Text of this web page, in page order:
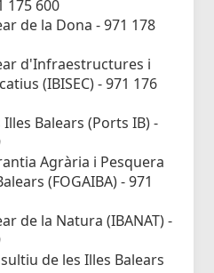
175 600
de la Dona - 971 178
d'Infraestructures i
(IBISEC) - 971 176
Balears (Ports IB) -
Agrària i Pesquera
(FOGAIBA) - 971
de la Natura (IBANAT) -
de les Illes Balears